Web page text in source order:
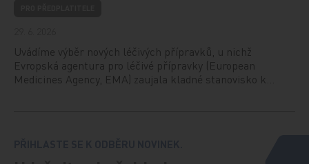
Uvádíme výběr nových léčivých přípravků, u nichž
Evropská agentura pro léčivé přípravky (European
Medicines Agency, EMA) zaujala kladné stanovisko k…